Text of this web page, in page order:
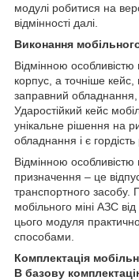
модулі робитися на
відмінності далі.
Виконання
Відмінною
корпус, а точніше кейс,
заправний обладнання,
Ударостійкий кейс
унікальне рішення на
обладнання і є гордість
Відмінною
призначення – це
транспортного засобу.
мобільного міні АЗС
цього модуля
способами.
Комплектація
В базову